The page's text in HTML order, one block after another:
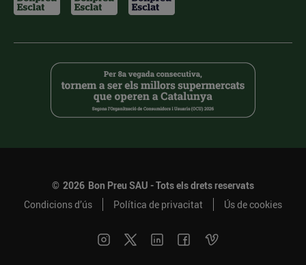
© 2026 Bon Preu SAU - Tots els drets reservats
Condicions d’ús
Política de privacitat Ús de cookies